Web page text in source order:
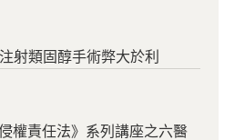
射類固醇手術弊大於利
權責任法》系列講座之六醫